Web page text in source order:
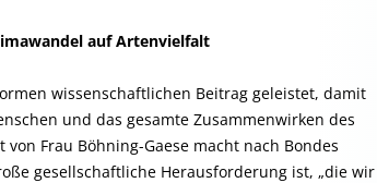
auf Artenvielfalt
wissenschaftlichen Beitrag geleistet, damit
und das gesamte Zusammenwirken des
von Frau Böhning-Gaese macht nach Bondes
gesellschaftliche Herausforderung ist, „die wir